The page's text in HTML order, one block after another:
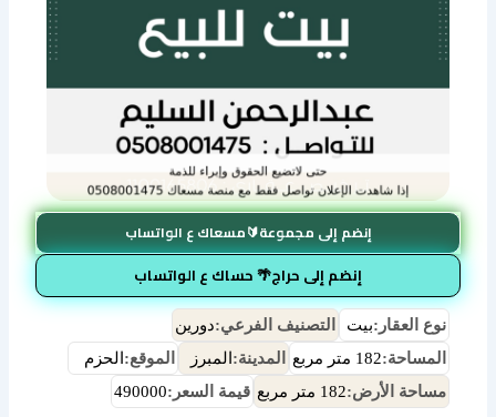
إنضم إلى مجموعة🔰مسعاك ع الواتساب
إنضم إلى حراج🌴 حساك ع الواتساب
نوع العقار:بيت التصنيف الفرعي:دورين
المساحة:182 متر مربع المدينة: المبرز الموقع: الحزم
مساحة الأرض:182 متر مربع قيمة السعر:490000